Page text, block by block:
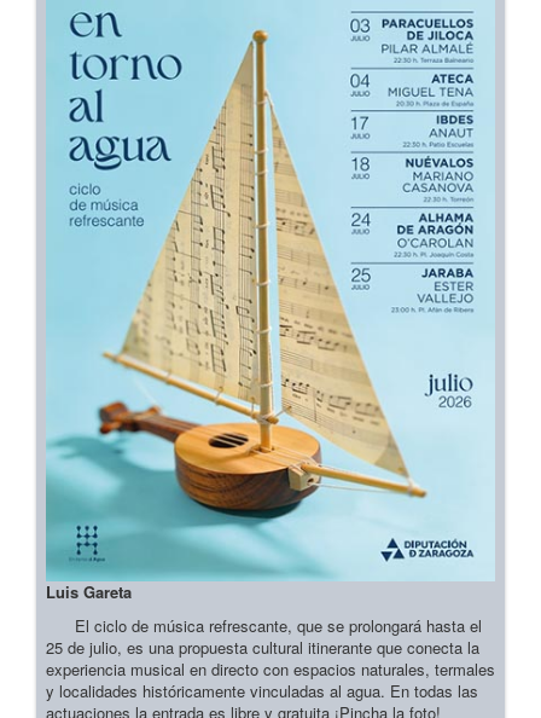
Luis Gareta
El ciclo de música refrescante, que se prolongará hasta el
25 de julio, es una propuesta cultural itinerante que conecta la
experiencia musical en directo con espacios naturales, termales
y localidades históricamente vinculadas al agua. En todas las
actuaciones la entrada es libre y gratuita ¡Pincha la foto!